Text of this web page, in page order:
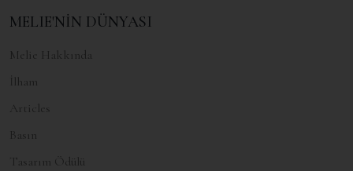
MELIE'NİN DÜNYASI
Melie Hakkında
İlham
Articles
Basın
Tasarım Ödülü